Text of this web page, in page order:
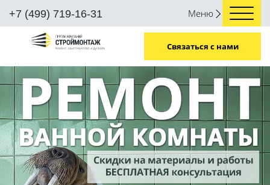
+7 (499) 719-16-31 Меню
Связаться с нами
Главная/ Новостройки / Как выглядит дизайн в стиле "Лофт"
КАК ВЫГЛЯДИТ ДИЗАЙН В СТИЛЕ
"ЛОФТ"